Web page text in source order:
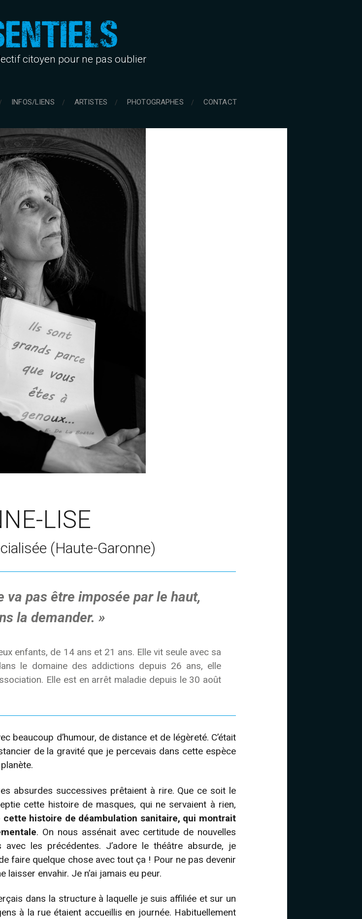
citoyen pour ne pas oublier
INFOS/LIENS ARTISTES PHOTOGRAPHES CONTACT
LISE
(Haute-Garonne)
va pas être imposée par le haut,
la demander. »
enfants, de 14 ans et 21 ans. Elle vit seule avec sa
le domaine des addictions depuis 26 ans, elle
Elle est en arrêt maladie depuis le 30 août
beaucoup d’humour, de distance et de légèreté. C’était
de la gravité que je percevais dans cette espèce
absurdes successives prêtaient à rire. Que ce soit le
cette histoire de masques, qui ne servaient à rien,
cette histoire de déambulation sanitaire, qui montrait
. On nous assénait avec certitude de nouvelles
les précédentes. J’adore le théâtre absurde, je
faire quelque chose avec tout ça ! Pour ne pas devenir
envahir. Je n’ai jamais eu peur.
dans la structure à laquelle je suis affiliée et sur un
à la rue étaient accueillis en journée. Habituellement